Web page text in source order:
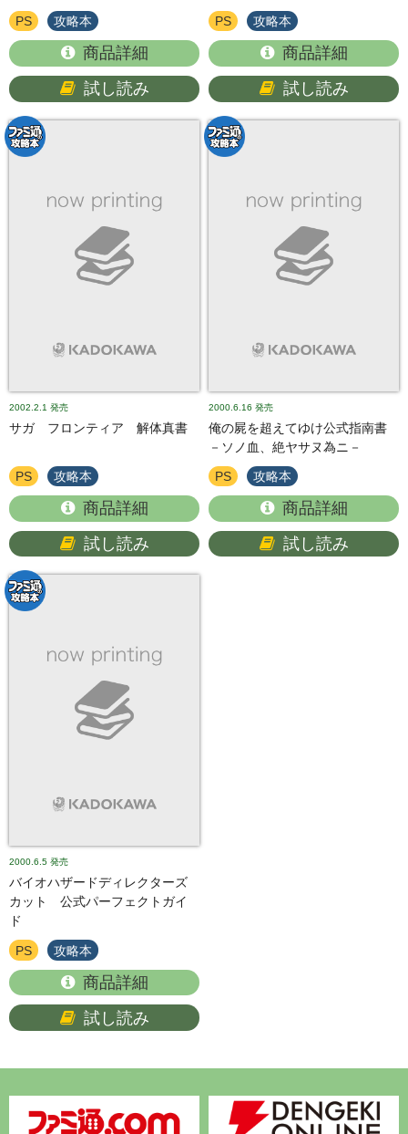
PS 攻略本
商品詳細
試し読み
PS 攻略本
商品詳細
試し読み
2002.2.1 発売
サガ フロンティア 解体真書
PS 攻略本
商品詳細
試し読み
2000.6.16 発売
俺の屍を超えてゆけ公式指南書
－ソノ血、絶ヤサヌ為ニ－
PS 攻略本
商品詳細
試し読み
2000.6.5 発売
バイオハザードディレクターズ
カット 公式パーフェクトガイ
ド
PS 攻略本
商品詳細
試し読み